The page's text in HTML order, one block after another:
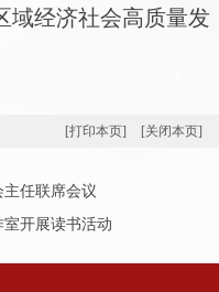
域经济社会高质量发
[打印本页] [关闭本页]
任联席会议
开展读书活动